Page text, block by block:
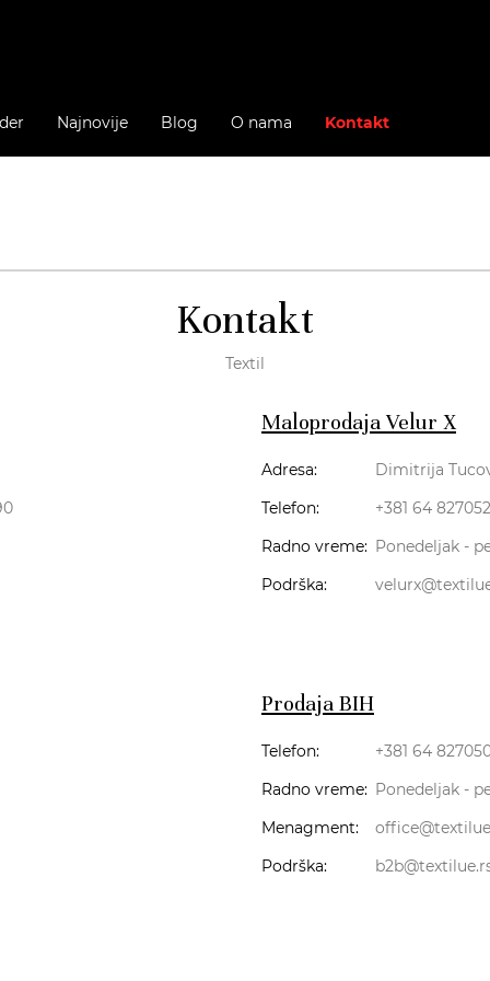
Najnovije Blog O nama Kontakt
Kontakt
Textil
Maloprodaja Velur X
Adresa:
Dimitrija
Telefon:
+381 64
Radno vreme: Ponedeljak -
Podrška:
Prodaja BIH
Telefon: +381 64
Radno vreme: Ponedeljak -
Menagment:
Podrška: